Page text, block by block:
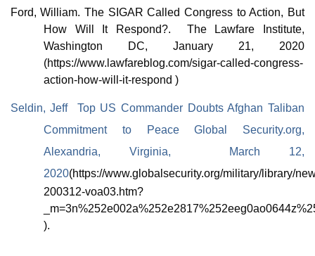
Ford, William. The SIGAR Called Congress to Action, But
How Will It Respond?. The Lawfare Institute,
Washington DC, January 21, 2020
(https://www.lawfareblog.com/sigar-called-congress-
action-how-will-it-respond )
Seldin, Jeff Top US Commander Doubts Afghan Taliban
Commitment to Peace Global Security.org,
Alexandria, Virginia, March 12,
2020(https://www.globalsecurity.org/military/library/
200312-voa03.htm?
).